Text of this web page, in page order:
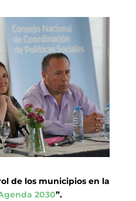
de los municipios en la
2030”.